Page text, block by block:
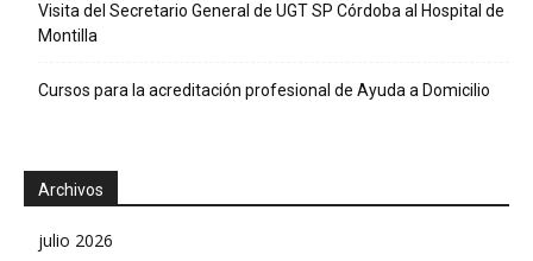
Visita del Secretario General de UGT SP Córdoba al Hospital de
Montilla
Cursos para la acreditación profesional de Ayuda a Domicilio
Archivos
julio 2026